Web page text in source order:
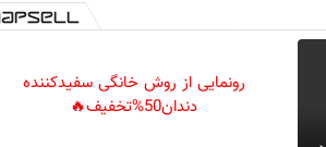
رونمایی از روش خانگی سفیدکننده
دندان50%تخفیف🔥